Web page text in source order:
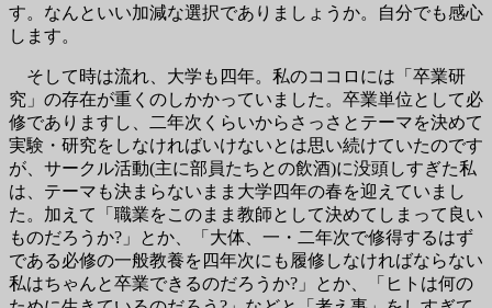
す。なんといい加減な選択でありましょうか。自分でも感心
します。
そして時は流れ、大学も四年。私のココロには「卒業研
究」の存在が重くのしかかっていました。卒業単位として必
修でありますし、二年次くらいからさっさとテーマを決めて
実験・研究をしなければいけないとは思い続けていたのです
が、サークル活動(主に部員たちとの飲酒)に没頭しすぎた私
は、テーマも決まらないまま大学四年の春を迎えていまし
た。加えて「職業をこのまま教師として決めてしまって良い
ものだろうか?」とか、「大体、一・二年次で修得するはず
である必修の一般教養を四年次にも履修しなければならない
私はちゃんと卒業できるのだろうか?」とか、「ヒトは何の